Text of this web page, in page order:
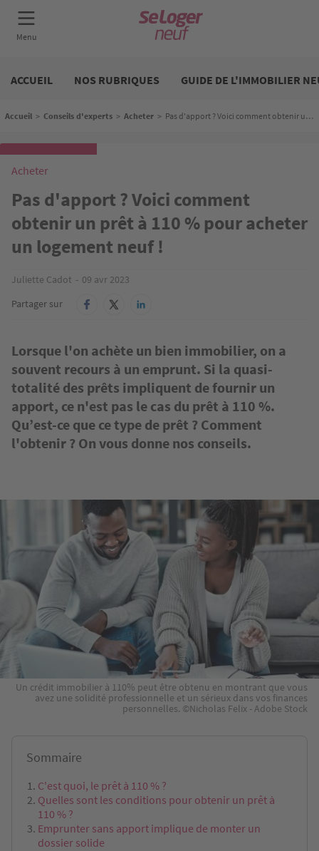
contenu
ACCUEIL
NOS RUBRIQUES GUIDE DE L'IMMOBILIER
Fil d'Ariane
Accueil > Conseils d'experts > Acheter > Pas d'apport ? Voici comment obtenir un prêt à 110 % pour acheter un logement neuf !
Acheter
Pas d'apport ? Voici comment
obtenir un prêt à 110 % pour acheter
un logement neuf !
Juliette Cadot
09 avr 2023
Partager sur
Lorsque l'on achète un bien immobilier, on a
souvent recours à un emprunt. Si la quasi-
totalité des prêts impliquent de fournir un
apport, ce n'est pas le cas du prêt à 110 %.
Qu’est-ce que ce type de prêt ? Comment
l'obtenir ? On vous donne nos conseils.
Un crédit immobilier à 110% peut être obtenu en montrant que vous
avez une solidité professionnelle et un sérieux dans vos finances
personnelles. ©Nicholas Felix - Adobe Stock
Sommaire
C'est quoi, le prêt à 110 % ?
Quelles sont les conditions pour obtenir un prêt à
110 % ?
Emprunter sans apport implique de monter un
dossier solide